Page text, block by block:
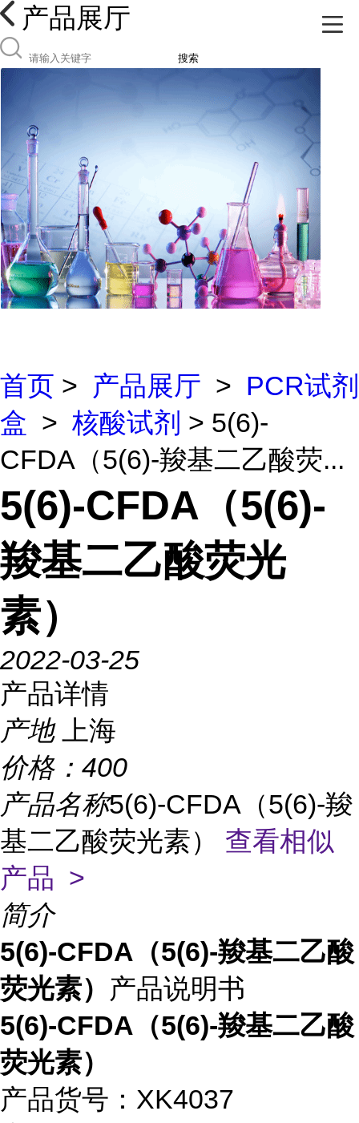
产品展厅
搜索
首页 > 产品展厅 > PCR试剂
盒 > 核酸试剂 > 5(6)-
CFDA（5(6)-羧基二乙酸荧...
5(6)-CFDA（5(6)-
羧基二乙酸荧光
素）
2022-03-25
产品详情
产地
上海
价格： 400
产品名称5(6)-CFDA（5(6)-羧
基二乙酸荧光素） 查看相似
产品 >
简介
5(6)-CFDA（5(6)-羧基二乙酸
荧光素） 产品说明书
5(6)-CFDA（5(6)-羧基二乙酸
荧光素）
产品货号：XK4037